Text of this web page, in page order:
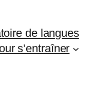
de langues
s’entraîner